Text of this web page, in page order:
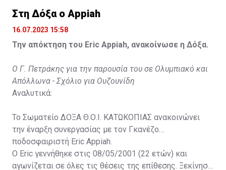
Στη Δόξα ο Appiah
16.07.2023 15:58
Την απόκτηση του Eric Appiah, ανακοίνωσε η Δόξα.
Ο Γ. Πετράκης για την παρουσία του σε Ολυμπιακό και
Απόλλωνα - Σχόλιο για Ουζουνίδη
Αναλυτικά:
Το Σωματείο ΔΟΞΑ Θ.Ο.Ι. ΚΑΤΩΚΟΠΙΑΣ ανακοινώνει
την έναρξη συνεργασίας με τον Γκανέζο
ποδοσφαιριστή Eric Appiah.
Ο Eric γεννήθηκε στις 08/05/2001 (22 ετών) και
αγωνίζεται σε όλες τις θέσεις της επίθεσης. Ξεκίνησε